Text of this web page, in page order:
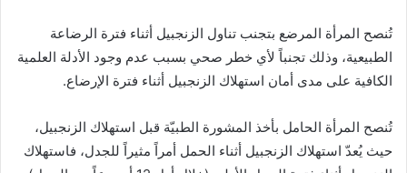
تُنصح المرأة المرضع بتجنب تناول الزنجبيل أثناء فترة الرضاعة
الطبيعية، وذلك تجنباً لأي خطر صحي بسبب عدم وجود الأدلة العلمية
الكافية على مدى أمان استهلاك الزنجبيل أثناء فترة الإرضاع.
تُنصح المرأة الحامل بأخذ المشورة الطبيّة قبل استهلاك الزنجبيل،
حيث يُعدّ استهلاك الزنجبيل أثناء الحمل أمراً مثيراً للجدل، فاستهلاك